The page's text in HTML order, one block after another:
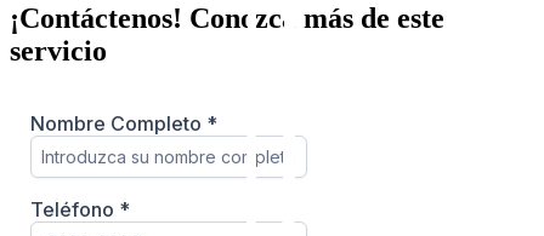
¡Contáctenos! Conozca más de este
servicio